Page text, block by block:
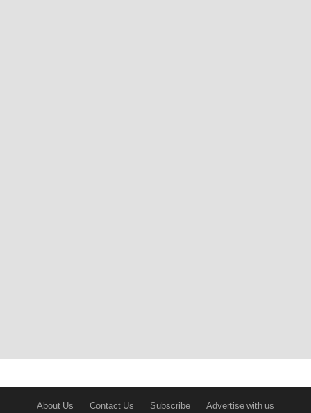
About Us Contact Us Subscribe
Advertise with us